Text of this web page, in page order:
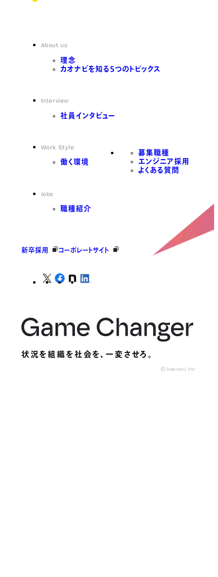
About us
理念
カオナビを知る5つのトピックス
Interview
社員インタビュー
Work Style
働く環境
Jobs
職種紹介
募集職種
エンジニア採用
よくある質問
新卒採用 コーポレートサイト
状況を組織を社会を、一変させろ。
© kaonavi, Inc